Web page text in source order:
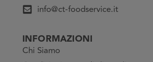
info@ct-foodservice.it
INFORMAZIONI
Chi Siamo